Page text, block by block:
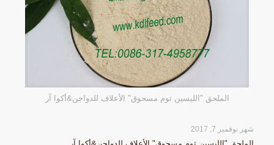
الملحق "الليسين ثوم مسحوق" الأعلاف للدواجن&أكوا آر
شهر نوفمبر 7, 2017